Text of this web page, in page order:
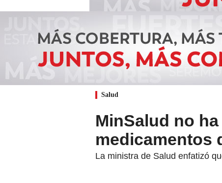
Salud
MinSalud no
medicamentos
La ministra de Salud enfatizó